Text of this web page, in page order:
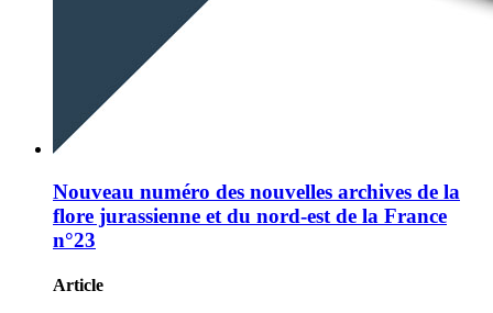
Nouveau numéro des nouvelles archives de la
flore jurassienne et du nord-est de la France
n°23
Article